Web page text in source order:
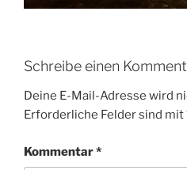
Schreibe einen
Deine E-Mail-Adresse wird
Erforderliche Felder sind mit
Kommentar*